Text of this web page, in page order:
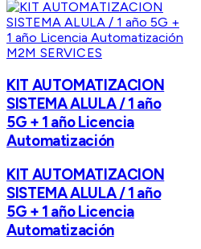
M2M SERVICES
KIT AUTOMATIZACION
SISTEMA ALULA / 1 año
5G + 1 año Licencia
Automatización
KIT AUTOMATIZACION
SISTEMA ALULA / 1 año
5G + 1 año Licencia
Automatización